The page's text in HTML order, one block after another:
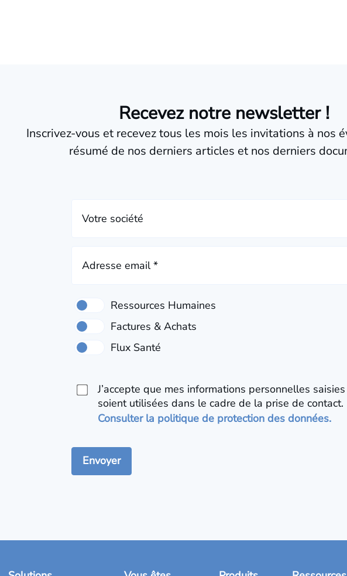
Recevez notre newsletter !
Inscrivez-vous et recevez tous les mois les invitations à nos
résumé de nos derniers articles et nos derniers
Votre société
Adresse email *
J’accepte que mes informations personnelles saisies
soient utilisées dans le cadre de la prise de contact.
Consulter la politique de protection des données.